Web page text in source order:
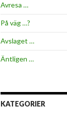
Avresa …
På väg …?
Avslaget …
Äntligen …
KATEGORIER